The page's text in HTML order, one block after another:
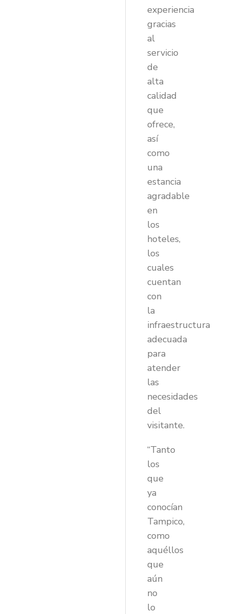
experiencia
gracias
al
servicio
de
alta
calidad
que
ofrece,
así
como
una
estancia
agradable
en
los
hoteles,
los
cuales
cuentan
con
la
infraestructura
adecuada
para
atender
las
necesidades
del
visitante.
“Tanto
los
que
ya
conocían
Tampico,
como
aquéllos
que
aún
no
lo